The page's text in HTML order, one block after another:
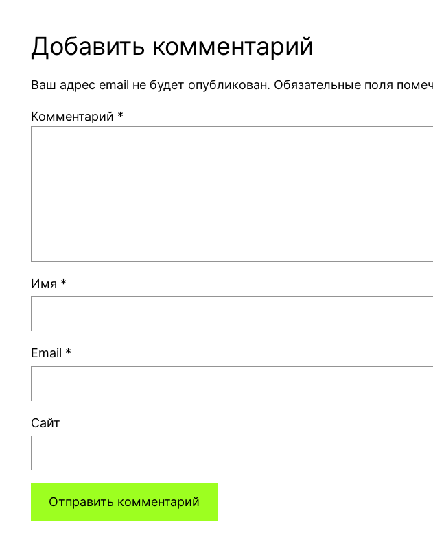
Добавить комментарий
Ваш адрес email не будет опубликован. Обязательные поля
Комментарий *
Имя *
Email *
Сайт